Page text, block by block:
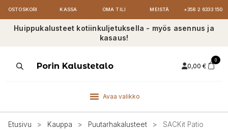
OSTOSKORI KASSA OMA TILI MEISTÄ +358 2 6333 150
Huippukalusteet kotiinkuljetuksella - myös asennus ja
kasaus!
ProductsPorin Kalustetalo 0,00 €
0
Avaa valikko
Etusivu > Kauppa > Puutarhakalusteet >
SACKit Patio